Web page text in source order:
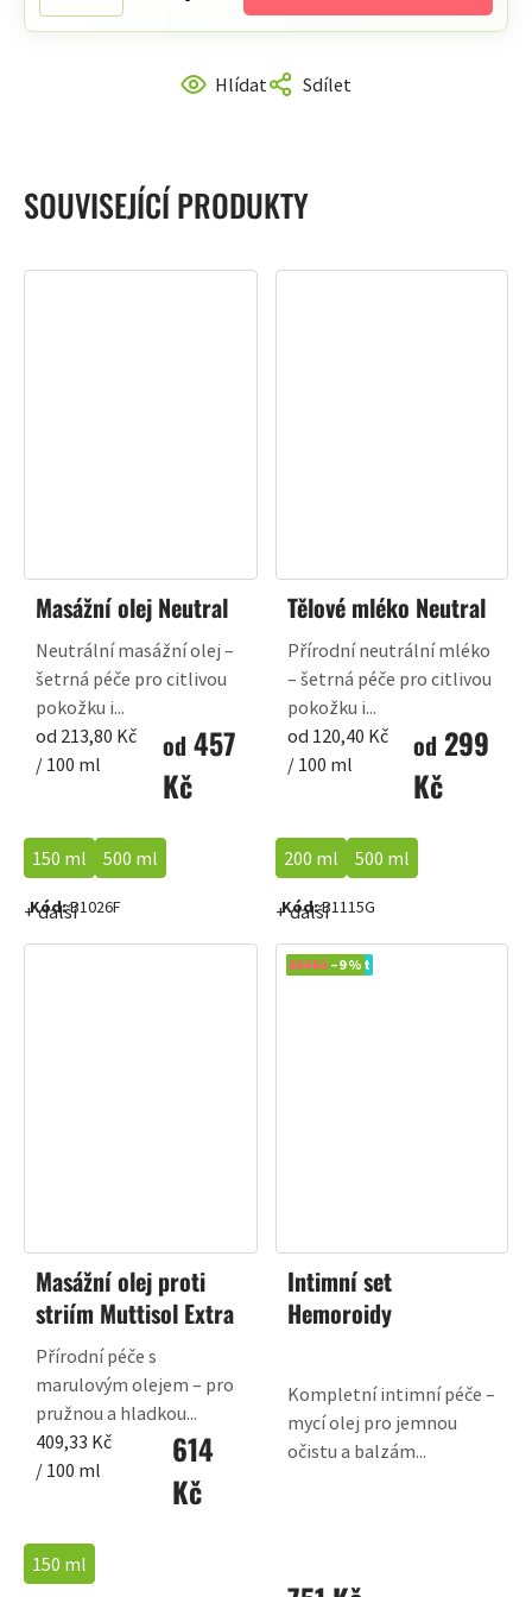
Hlídat Sdílet
SOUVISEJÍCÍ PRODUKTY
Masážní olej Neutral
od 457
Kč
Měrná
cena:
od 213,80 Kč
/ 100 ml
Neutrální masážní olej –
šetrná péče pro citlivou
pokožku i...
150 ml 500 ml
+ další
Kód:B1026F
Tělové mléko Neutral
od 299
Kč
Měrná
cena:
od 120,40 Kč
/ 100 ml
Přírodní neutrální mléko
– šetrná péče pro citlivou
pokožku i...
200 ml 500 ml
+ další
Kód:B1115G
Masážní olej proti
striím Muttisol Extra
614
Kč
Měrná
cena:
409,33 Kč
/ 100 ml
Přírodní péče s
marulovým olejem – pro
pružnou a hladkou...
150 ml
Výhodný set
834 Kč –9 %
Intimní set
Hemoroidy
Kompletní intimní péče –
mycí olej pro jemnou
očistu a balzám...